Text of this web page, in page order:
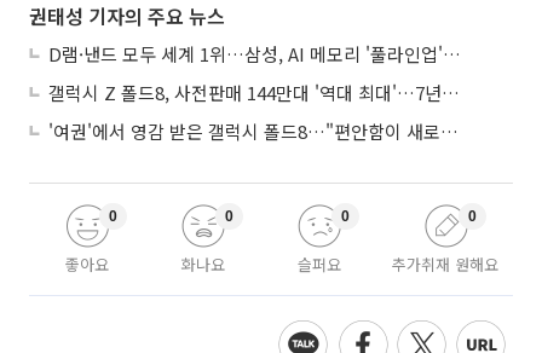
권태성 기자의 주요 뉴스
D램·낸드 모두 세계 1위…삼성, AI 메모리 '풀라인업'으로 승부
갤럭시 Z 폴드8, 사전판매 144만대 '역대 최대'…7년만에 갤노트10 기록 넘어
'여권'에서 영감 받은 갤럭시 폴드8…"편안함이 새로운 디자인 경쟁력"
좋아요
0
화나요
0
슬퍼요
0
추가취재 원해요
0